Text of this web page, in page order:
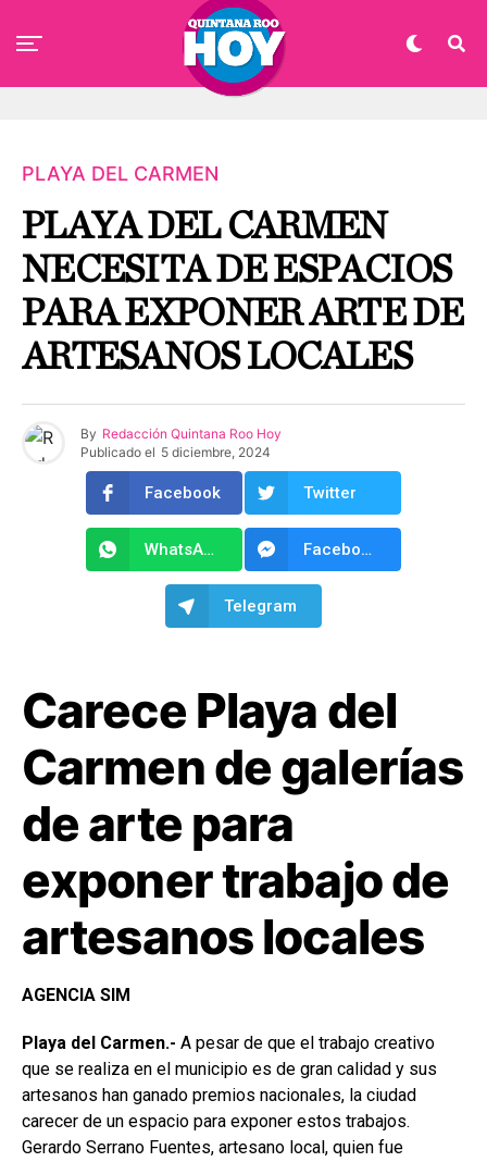
PLAYA DEL CARMEN
PLAYA DEL CARMEN
NECESITA DE ESPACIOS
PARA EXPONER ARTE DE
ARTESANOS LOCALES
By Redacción Quintana Roo Hoy
Publicado el 5 diciembre, 2024
Facebook Twitter
WhatsApp Facebook Messenger
Telegram
Carece Playa del
Carmen de galerías
de arte para
exponer trabajo de
artesanos locales
AGENCIA SIM
Playa del Carmen.- A pesar de que el trabajo creativo
que se realiza en el municipio es de gran calidad y sus
artesanos han ganado premios nacionales, la ciudad
carecer de un espacio para exponer estos trabajos.
Gerardo Serrano Fuentes, artesano local, quien fue